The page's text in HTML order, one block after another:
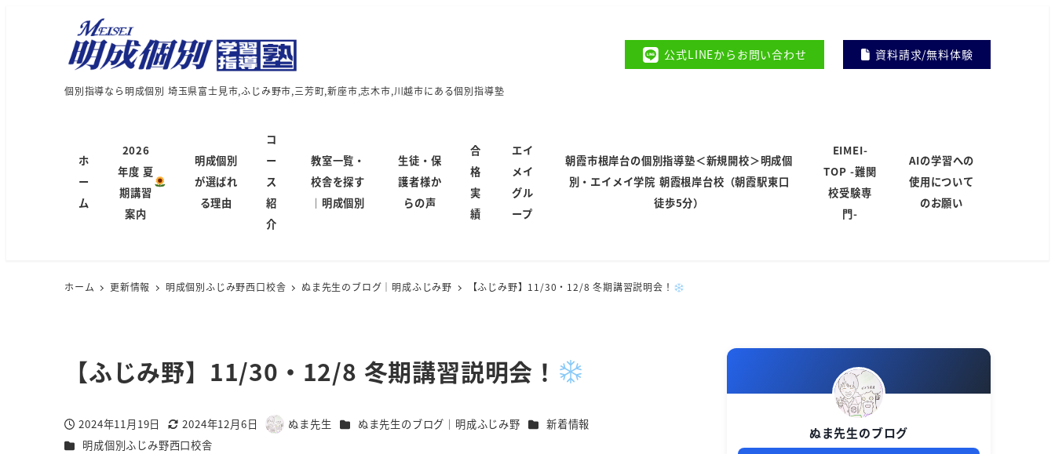
個別指導なら明成個別 埼玉県富士見市,ふじみ野市,三芳町,新座市,志木市,川越市にある個別指導塾
公式LINEからお問い合わせ 資料請求/無料体験
ホ
ー
ム
2026
年度 夏
期講習
案内
明成個別
が選ばれ
る理由
コ
ー
ス
紹
介
教室一覧・
校舎を探す
｜明成個別
生徒・保
護者様か
らの声
合
格
実
績
エイ
メイ
グル
ープ
朝霞市根岸台の個別指導塾＜新規開校＞明成個
別・エイメイ学院 朝霞根岸台校（朝霞駅東口
徒歩5分）
EIMEI-
TOP -難関
校受験専
門-
AIの学習への
使用について
のお願い
ホーム 更新情報 明成個別ふじみ野西口校舎 ぬま先生のブログ｜明成ふじみ野 【ふじみ野】11/30・12/8 冬期講習説明会！
【ふじみ野】11/30・12/8 冬期講習説明会！
投稿日
2024年11月19日
更新日
2024年12月6日
著
ぬま先生 カテゴリー
ぬま先生のブログ｜明成ふじみ野 カテゴリー
新着情報
カテゴリー
明成個別ふじみ野西口校舎
ぬま先生のブログ